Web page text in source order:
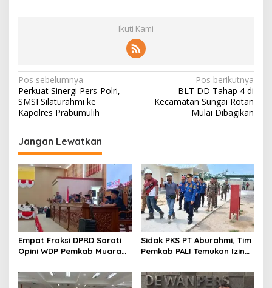
Ikuti Kami
N
a
v
i
g
a
s
i
p
o
s
Pos sebelumnya
Perkuat Sinergi Pers-Polri,
SMSI Silaturahmi ke
Kapolres Prabumulih
Pos berikutnya
BLT DD Tahap 4 di
Kecamatan Sungai Rotan
Mulai Dibagikan
Jangan Lewatkan
Empat Fraksi DPRD Soroti
Opini WDP Pemkab Muara
Kelola Keuangan
Sidak PKS PT Aburahmi, Tim
Pemkab PALI Temukan Izin